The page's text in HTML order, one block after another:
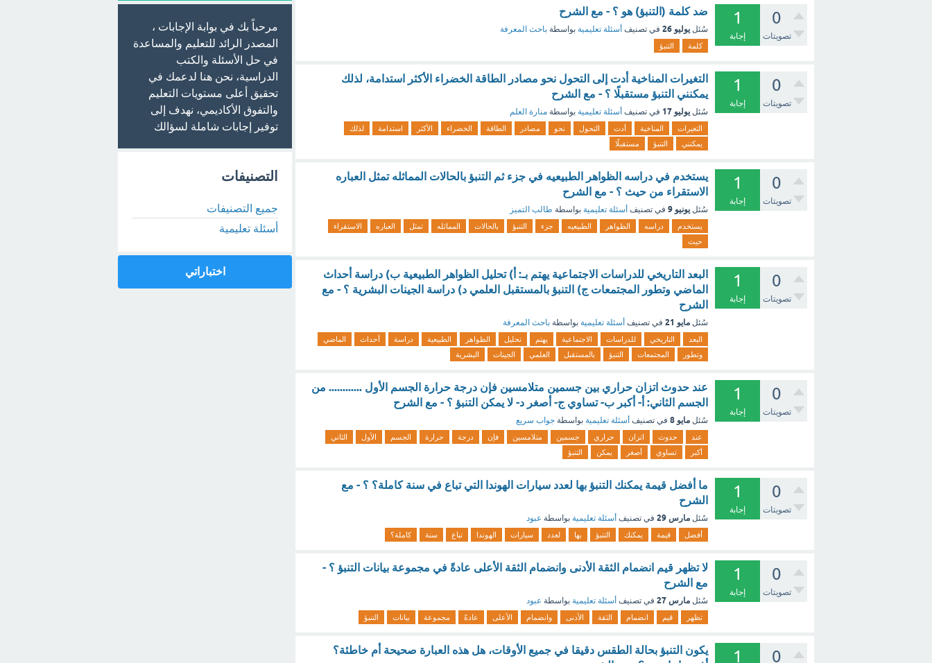
0
تصويتات
1
إجابة
ضد كلمة (التنبؤ) هو ؟ - مع الشرح
سُئل يوليو 26 في تصنيف أسئلة تعليمية بواسطة باحث المعرفة
كلمة التنبؤ
0
تصويتات
1
إجابة
التغيرات المناخية أدت إلى التحول نحو مصادر الطاقة الخضراء الأكثر استدامة، لذلك
يمكنني التنبؤ مستقبلًا ؟ - مع الشرح
سُئل يوليو 17 في تصنيف أسئلة تعليمية بواسطة منارة العلم
التغيرات المناخية أدت التحول نحو مصادر الطاقة الخضراء الأكثر استدامة
لذلك
يمكنني
التنبؤ مستقبلًا
0
تصويتات
1
إجابة
يستخدم في دراسه الظواهر الطبيعيه في جزء ثم التنبؤ بالحالات المماثله تمثل العباره
الاستقراء من حيث ؟ - مع الشرح
سُئل يونيو 9 في تصنيف أسئلة تعليمية بواسطة طالب التميز
يستخدم دراسه الظواهر الطبيعيه جزء التنبؤ بالحالات المماثله تمثل العباره
الاستقراء
حيث
0
تصويتات
1
إجابة
البعد التاريخي للدراسات الاجتماعية يهتم بـ: أ) تحليل الظواهر الطبيعية ب) دراسة أحداث
الماضي وتطور المجتمعات ج) التنبؤ بالمستقبل العلمي د) دراسة الجينات البشرية ؟ - مع
الشرح
سُئل مايو 21 في تصنيف أسئلة تعليمية بواسطة باحث المعرفة
البعد التاريخي للدراسات الاجتماعية يهتم تحليل الظواهر الطبيعية دراسة أحداث
الماضي
وتطور
المجتمعات التنبؤ بالمستقبل العلمي الجينات البشرية
0
تصويتات
1
إجابة
عند حدوث اتزان حراري بين جسمين متلامسين فإن درجة حرارة الجسم الأول ............ من
الجسم الثاني: أ- أكبر ب- تساوي ج- أصغر د- لا يمكن التنبؤ ؟ - مع الشرح
سُئل مايو 8 في تصنيف أسئلة تعليمية بواسطة جواب سريع
عند حدوث اتزان حراري جسمين متلامسين فإن درجة حرارة الجسم الأول
الثاني
أكبر
تساوي أصغر يمكن التنبؤ
0
تصويتات
1
إجابة
ما أفضل قيمة يمكنك التنبؤ بها لعدد سيارات الهوندا التي تباع في سنة كاملة؟ ؟ - مع
الشرح
سُئل مارس 29 في تصنيف أسئلة تعليمية بواسطة عبود
أفضل قيمة يمكنك التنبؤ بها لعدد سيارات الهوندا تباع سنة كاملة؟
0
تصويتات
1
إجابة
لا تظهر قيم انضمام الثقة الأدنى وانضمام الثقة الأعلى عادةً في مجموعة بيانات التنبؤ ؟ -
مع الشرح
سُئل مارس 27 في تصنيف أسئلة تعليمية بواسطة عبود
تظهر قيم انضمام الثقة الأدنى وانضمام الأعلى عادةً مجموعة بيانات التنبؤ
0
1
يكون التنبؤ بحالة الطقس دقيقا في جميع الأوقات، هل هذه العبارة صحيحة أم خاطئة؟
مرحباً بك في بوابة الإجابات ،
المصدر الرائد للتعليم والمساعدة
في حل الأسئلة والكتب
الدراسية، نحن هنا لدعمك في
تحقيق أعلى مستويات التعليم
والتفوق الأكاديمي، نهدف إلى
توفير إجابات شاملة لسؤالك
التصنيفات
جميع التصنيفات
أسئلة تعليمية
اختباراتي